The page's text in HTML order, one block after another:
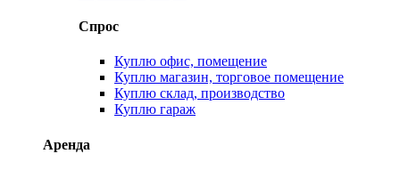
Спрос
Куплю офис, помещение
Куплю магазин, торговое помещение
Куплю склад, производство
Куплю гараж
Аренда